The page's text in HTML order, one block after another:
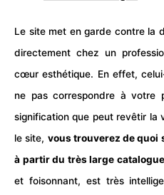
Le site met en garde contre la
directement chez un
cœur esthétique. En effet,
ne pas correspondre à votre
signification que peut revêtir la
le site, vous trouverez de quoi
à partir du très large
et foisonnant, est très